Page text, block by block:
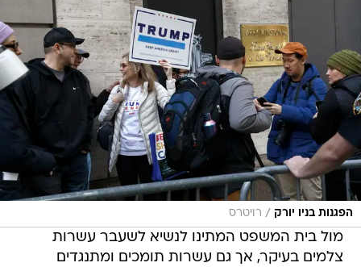
הפגנות בניו יורק / רויטרס
מול בית המשפט המתינו לנשיא לשעבר עשרות
צלמים בעיקר, אך גם עשרות תומכים ומתנגדים